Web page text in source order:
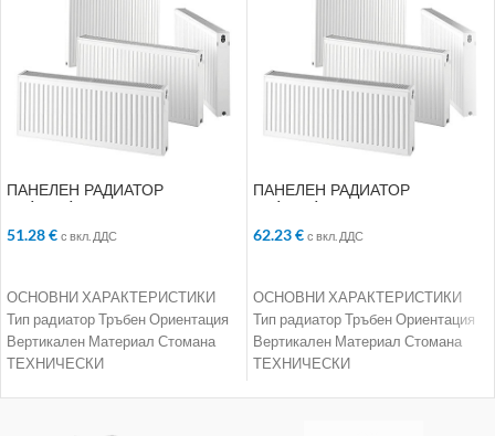
ПАНЕЛЕН РАДИАТОР
51.28€ с вкл. ДДС
ОСНОВНИ ХАРАКТЕРИСТИКИ
Тип радиатор Тръбен Ориентация
Вертикален Материал Стомана
ТЕХНИЧЕСКИ
ПАНЕЛЕН РАДИАТОР
62.23€ с вкл. ДДС
ОСНОВНИ ХАРАКТЕРИСТИКИ
Тип радиатор Тръбен Ориентация
Вертикален Материал Стомана
ТЕХНИЧЕСКИ